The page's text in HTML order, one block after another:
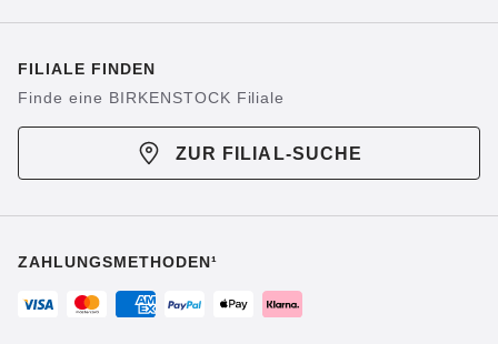
FILIALE FINDEN
Finde eine BIRKENSTOCK Filiale
ZUR FILIAL-SUCHE
ZAHLUNGSMETHODEN¹